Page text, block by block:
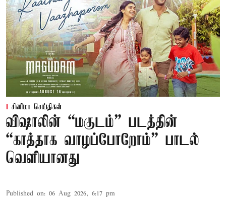
சினிமா செய்திகள்
விஷாலின் “மகுடம்” படத்தின்
“காத்தாக வாழப்போறோம்” பாடல்
வெளியானது
Published on: 06 Aug 2026, 6:17 pm